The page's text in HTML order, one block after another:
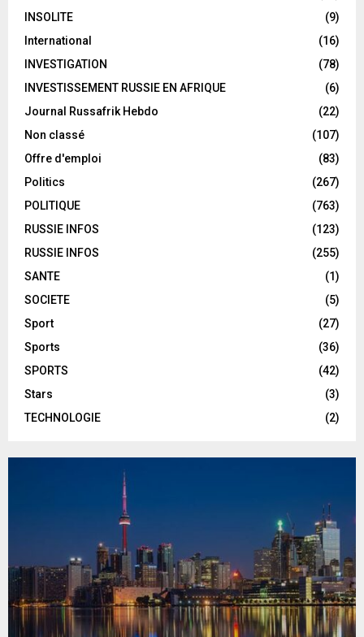
INSOLITE
(9)
International
(16)
INVESTIGATION
(78)
INVESTISSEMENT RUSSIE EN AFRIQUE
(6)
Journal Russafrik Hebdo
(22)
Non classé
(107)
Offre d'emploi
(83)
Politics
(267)
POLITIQUE
(763)
RUSSIE INFOS
(123)
RUSSIE INFOS
(255)
SANTE
(1)
SOCIETE
(5)
Sport
(27)
Sports
(36)
SPORTS
(42)
Stars
(3)
TECHNOLOGIE
(2)